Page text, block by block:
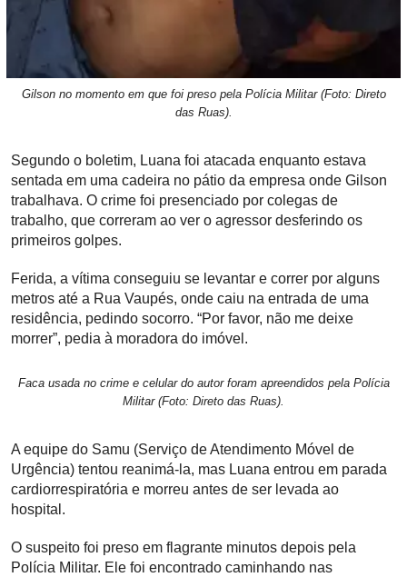
Gilson no momento em que foi preso pela Polícia Militar (Foto: Direto
das Ruas).
Segundo o boletim, Luana foi atacada enquanto estava
sentada em uma cadeira no pátio da empresa onde Gilson
trabalhava. O crime foi presenciado por colegas de
trabalho, que correram ao ver o agressor desferindo os
primeiros golpes.
Ferida, a vítima conseguiu se levantar e correr por alguns
metros até a Rua Vaupés, onde caiu na entrada de uma
residência, pedindo socorro. “Por favor, não me deixe
morrer”, pedia à moradora do imóvel.
Faca usada no crime e celular do autor foram apreendidos pela Polícia
Militar (Foto: Direto das Ruas).
A equipe do Samu (Serviço de Atendimento Móvel de
Urgência) tentou reanimá-la, mas Luana entrou em parada
cardiorrespiratória e morreu antes de ser levada ao
hospital.
O suspeito foi preso em flagrante minutos depois pela
Polícia Militar. Ele foi encontrado caminhando nas